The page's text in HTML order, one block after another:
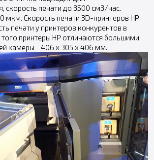
скорость печати до 3500 см3/час.
мкм. Скорость печати 3D-принтеров HP
печати у принтеров конкурентов в
того принтеры HP отличаются большими
камеры - 406 х 305 х 406 мм.